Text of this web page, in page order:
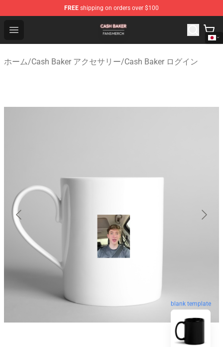
FREE shipping on orders over $100
Open menu
Cash Baker Shop - Official Cash Baker Merchandise
ホーム/Cash Baker アクセサリー/Cash Baker ログイン
blank template